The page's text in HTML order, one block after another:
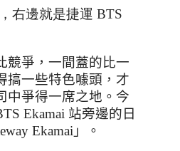
右邊就是捷運 BTS
競爭，一間蓋的比一
搞一些特色噱頭，才
中爭得一席之地。今
Ekamai 站旁邊的日
Ekamai 」。